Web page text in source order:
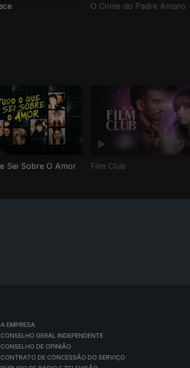
O Crime do Padre Amaro
Sei Sobre O Amor Film Club
A EMPRESA
CONSELHO GERAL INDEPENDENTE
CONSELHO DE OPINIÃO
CONTRATO DE CONCESSÃO DO SERVIÇO